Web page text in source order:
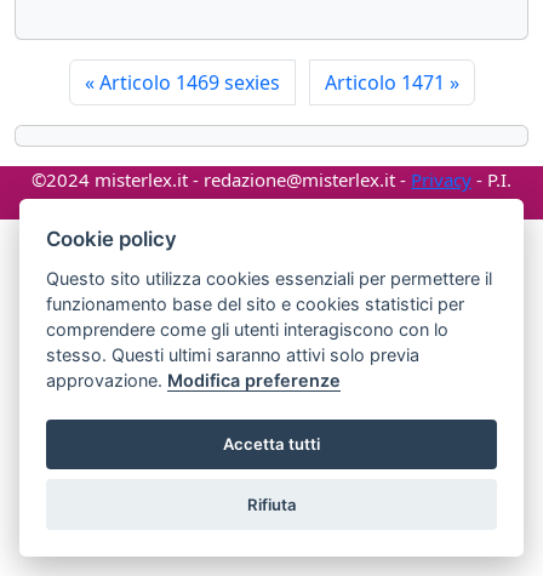
«Articolo 1469 sexies Articolo 1471 »
©2024 misterlex.it - redazione@misterlex.it - Privacy - P.I.
02029690472
Cookie policy
Questo sito utilizza cookies essenziali per permettere il
funzionamento base del sito e cookies statistici per
comprendere come gli utenti interagiscono con lo
stesso. Questi ultimi saranno attivi solo previa
approvazione. Modifica preferenze
Accetta tutti
Rifiuta